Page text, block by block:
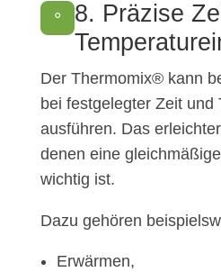
°
8. Präzise
Der Thermomix® kann
bei festgelegter Zeit und
ausführen. Das
denen eine
wichtig ist.
Dazu gehören
Erwärmen,